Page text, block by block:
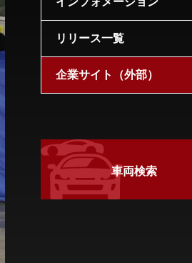
リリース一覧
企業サイト（外部）
車両検索